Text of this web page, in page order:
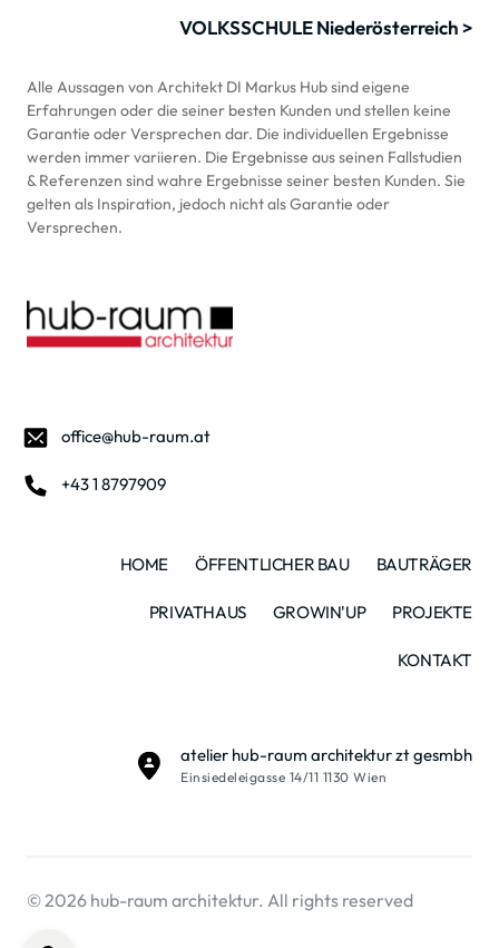
VOLKSSCHULE Niederösterreich >
Alle Aussagen von Architekt DI Markus Hub sind eigene
Erfahrungen oder die seiner besten Kunden und stellen keine
Garantie oder Versprechen dar. Die individuellen Ergebnisse
werden immer variieren. Die Ergebnisse aus seinen Fallstudien
& Referenzen sind wahre Ergebnisse seiner besten Kunden. Sie
gelten als Inspiration, jedoch nicht als Garantie oder
Versprechen.
office@hub-raum.at
+43 1 8797909
HOME ÖFFENTLICHER BAU BAUTRÄGER
PRIVATHAUS GROWIN'UP PROJEKTE
KONTAKT
atelier hub-raum architektur zt gesmbh
Einsiedeleigasse 14/11 1130 Wien
© 2026 hub-raum architektur. All rights reserved